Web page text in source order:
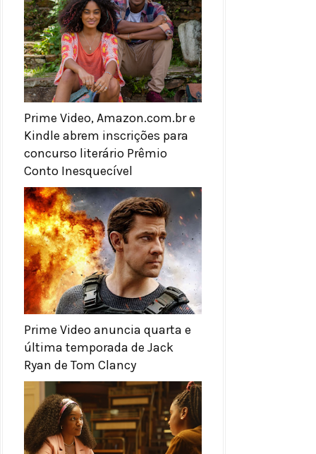
Prime Video, Amazon.com.br e
Kindle abrem inscrições para
concurso literário Prêmio
Conto Inesquecível
Prime Video anuncia quarta e
última temporada de Jack
Ryan de Tom Clancy